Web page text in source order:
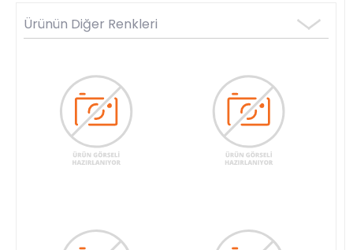
Ürünün Diğer Renkleri